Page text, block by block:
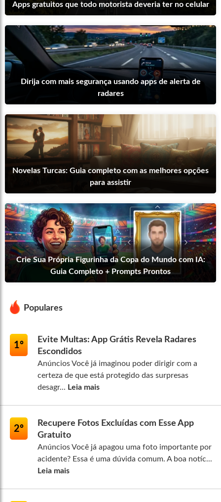
Apps gratuitos que todo motorista deveria ter no celular
Dirija com mais segurança usando apps de alerta de
radares
Novelas Turcas: Guia completo com as melhores opções
para assistir
Crie Sua Própria Figurinha da Copa do Mundo com IA:
Guia Completo + Prompts Prontos
Populares
1º
Evite Multas: App Grátis Revela Radares
Escondidos
Anúncios Você já imaginou poder dirigir com a
certeza de que está protegido das surpresas
desagr... Leia mais
2º
Recupere Fotos Excluídas com Esse App
Gratuito
Anúncios Você já apagou uma foto importante por
acidente? Essa é uma dúvida comum. A boa notíc...
Leia mais